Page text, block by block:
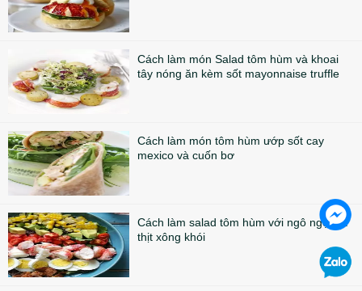
Cách làm món Salad tôm hùm và khoai
tây nóng ăn kèm sốt mayonnaise truffle
Cách làm món tôm hùm ướp sốt cay
mexico và cuốn bơ
Cách làm salad tôm hùm với ngô ngọt và
thịt xông khói